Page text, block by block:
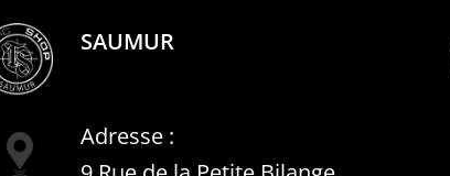
SAUMUR
Adresse :